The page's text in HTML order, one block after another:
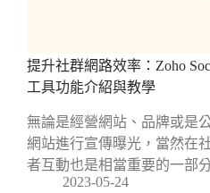
提升社群網路效率：Zoho
工具功能介紹與教學
無論是經營網站、品牌或是
網站進行宣傳曝光，當然在
者互動也是相當重要的一部
2023-05-24